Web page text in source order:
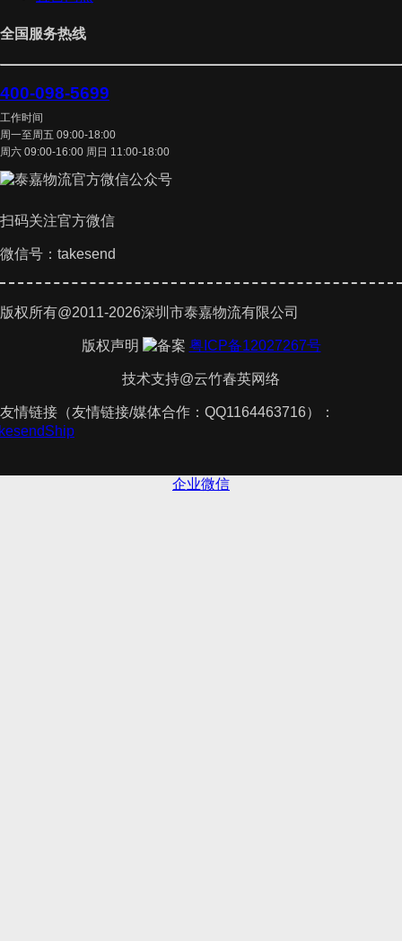
全国服务热线
400-098-5699
工作时间
周一至周五 09:00-18:00
周六 09:00-16:00 周日 11:00-18:00
扫码关注官方微信
微信号：takesend
版权所有@2011-2026深圳市泰嘉物流有限公司
版权声明 粤ICP备12027267号
技术支持@云竹春英网络
友情链接（友情链接/媒体合作：QQ1164463716）：
企业微信